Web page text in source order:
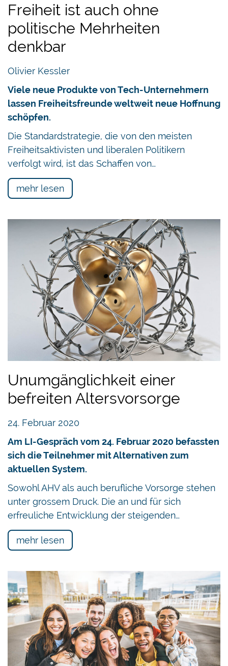
Freiheit ist auch ohne
politische Mehrheiten
denkbar
Olivier Kessler
Viele neue Produkte von Tech-Unternehmern
lassen Freiheitsfreunde weltweit neue Hoffnung
schöpfen.
Die Standardstrategie, die von den meisten
Freiheitsaktivisten und liberalen Politikern
verfolgt wird, ist das Schaffen von…
mehr lesen
Unumgänglichkeit einer
befreiten Altersvorsorge
24. Februar 2020
Am LI-Gespräch vom 24. Februar 2020 befassten
sich die Teilnehmer mit Alternativen zum
aktuellen System.
Sowohl AHV als auch berufliche Vorsorge stehen
unter grossem Druck. Die an und für sich
erfreuliche Entwicklung der steigenden…
mehr lesen